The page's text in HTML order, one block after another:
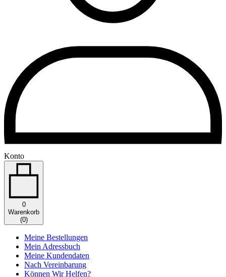
Konto
0
Warenkorb
(0)
Meine Bestellungen
Mein Adressbuch
Meine Kundendaten
Nach Vereinbarung
Können Wir Helfen?